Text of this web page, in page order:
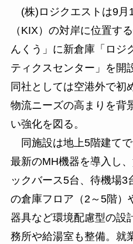
(株)ロジクエストは9月
（KIX）の対岸に位置す
んくう」に新倉庫「ロジ
ティクスセンター」を開
同社としては空港外で初
物流ニーズの高まりを背
い強化を図る。
同施設は地上5階建てで
最新のMH機器を導入し
ックバース5台、待機場
の倉庫フロア（2～5階）
器具など環境配慮型の設
務所や給湯室も整備。就